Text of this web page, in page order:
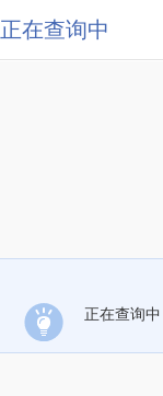
正在查询中
正在查询